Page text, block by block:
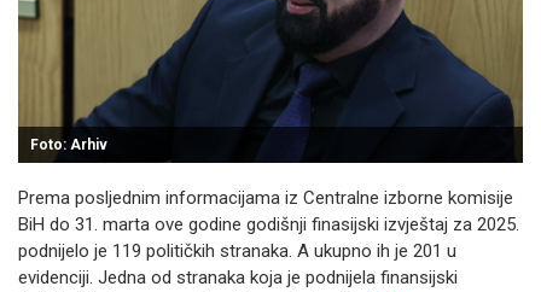
Foto: Arhiv
Prema posljednim informacijama iz Centralne izborne komisije
BiH do 31. marta ove godine godišnji finasijski izvještaj za 2025.
podnijelo je 119 političkih stranaka. A ukupno ih je 201 u
evidenciji. Jedna od stranaka koja je podnijela finansijski